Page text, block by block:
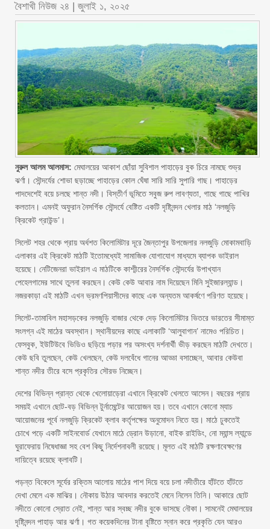
বৈশাখী নিউজ ২৪ | জুলাই ১, ২০২৫
নুরুল আলম আলমাস: মেঘালয়ের আকাশ ছোঁয়া সুবিশাল পাহাড়ের বুক চিরে নামছে শুভ্র
ঝর্ণা। সৌন্দর্যের শোভা ছড়াচ্ছে পাহাড়ের কোল ঘেঁষা সারি সারি সুপারি গাছ। পাহাড়ের
পাদদেশেই বয়ে চলছে শান্ত নদী। বিস্তীর্ণ ভূমিতে সবুজ রুপ লাবণ্যতা, গাছে গাছে পাখির
কলতান। এমনই অফুরান নৈসর্গিক সৌন্দর্যে বেষ্টিত একটি দৃষ্টিনন্দন খেলার মাঠ ‘নলজুড়ি
ক্রিকেট গ্রাউন্ড’।
সিলেট শহর থেকে প্রায় অর্ধশত কিলোমিটার দূরে জৈন্তাপুর উপজেলার নলজুড়ি মোকামবাড়ি
এলাকার এই ক্রিকেট মাঠটি ইতোমধ্যেই সামাজিক যোগাযোগ মাধ্যমে ব্যাপক ভাইরাল
হয়েছে। নেটিজেনরা ভাইরাল এ মাঠটিকে কাশ্মীরের নৈসর্গিক সৌন্দর্যের উপাখ্যান
পেহেলগামের সাথে তুলনা করছেন। কেউ কেউ আবার নাম দিয়েছেন মিনি সুইজারল্যান্ড।
নজরকাড়া এই মাঠটি এখন ভ্রমণপিয়াসীদের কাছে এক অন্যতম আকর্ষণে পরিণত হয়েছে।
সিলেট-তামাবিল মহাসড়কের নলজুড়ি বাজার থেকে দেড় কিলোমিটার ভিতরে ভারতের সীমাম্ত
সংলগ্ন এই মাঠের অবস্থান। স্থানীয়দের কাছে এলাকাটি ‘আলুবাগান’ নামেও পরিচিত।
ফেসবুক, ইউটিউবে ভিডিও ছড়িয়ে পড়ার পর অসংখ্য দর্শনার্থী ভীড় করছেন মাঠটি দেখতে।
কেউ ছবি তুলছেন, কেউ খেলছেন, কেউ দলবেঁধে গানের আড্ডা বসাচ্ছেন, আবার কেউবা
শান্ত নদীর তীরে বসে প্রকৃতির সৌরভ নিচ্ছেন।
দেশের বিভিন্ন প্রান্ত থেকে খেলোয়াড়েরা এখানে ক্রিকেট খেলতে আসেন। বছরের প্রায়
সময়ই এখানে ছোট-বড় বিভিন্ন টুর্নামেন্টের আয়োজন হয়। তবে এখানে কোনো ম্যাচ
আয়োজনের পূর্বে নলজুড়ি ক্রিকেট ক্লাব কর্তৃপক্ষের অনুমোদন নিতে হয়। মাঠে ঢুকতেই
চোখে পড়ে একটি সাইনবোর্ড যেখানে মাঠে ড্রোন উড়ানো, বাইক রাইডিং, নো ম্যান্স ল্যান্ডে
ঘুরাফেরায় নিষেধাজ্ঞা সহ বেশ কিছু নির্দেশনাবলী রয়েছে। মূলত এই মাঠটি রক্ষণাবেক্ষণের
দায়িত্বে রয়েছে ক্লাবটি।
পড়ন্ত বিকেলে সূর্যের রক্তিম আলোয় মাঠের পাশ দিয়ে বয়ে চলা নদীতীরে হাঁটতে হাঁটতে
দেখা মেলে এক মাঝির। নৌকায় উঠার আবদার করতেই মেনে নিলেন তিনি। আকারে ছোট
নদীতে কোনো স্রোত নেই, শান্ত আর স্বচ্ছ নদীর বুকে ভাসছে নৌকা। সামনেই মেঘালয়ের
দৃষ্টিনন্দন পাহাড় আর ঝর্ণা। গত কয়েকদিনের টানা বৃষ্টিতে স্নান করে প্রকৃতি যেন আরও